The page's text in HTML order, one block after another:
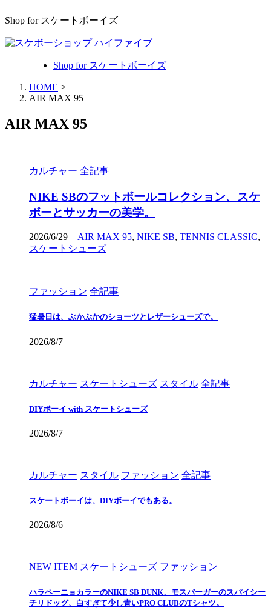
Shop for スケートボーイズ
Shop for スケートボーイズ
HOME >
AIR MAX 95
AIR MAX 95
カルチャー 全記事
NIKE SBのフットボールコレクション、スケ
ボーとサッカーの美学。
2026/6/29 AIR MAX 95, NIKE SB, TENNIS CLASSIC,
スケートシューズ
ファッション 全記事
猛暑日は、ぶかぶかのショーツとレザーシューズで。
2026/8/7
カルチャー スケートシューズ スタイル 全記事
DIYボーイ with スケートシューズ
2026/8/7
カルチャー スタイル ファッション 全記事
スケートボーイは、DIYボーイでもある。
2026/8/6
NEW ITEM スケートシューズ ファッション
ハラペーニョカラーのNIKE SB DUNK、モスバーガーのスパイシー
チリドッグ、白すぎて少し青いPRO CLUBのTシャツ。